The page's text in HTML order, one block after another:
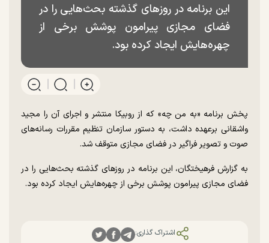
این برنامه در روز‌های گذشته بحث‌هایی را در
فضای مجازی پیرامون پوشش برخی از
چهره‌هایش ایجاد کرده بود.
پخش برنامه «به من چه» که از روبیکا منتشر و اجرای آن را مجید
واشقانی برعهده داشت، به دستور سازمان تنظیم مقررات رسانه‌های
صوت و تصویر فراگیر در فضای مجازی متوقف شد.
به گزارش فرهیختگان، این برنامه در روز‌های گذشته بحث‌هایی را در
فضای مجازی پیرامون پوشش برخی از چهره‌هایش ایجاد کرده بود.
اشتراک گذاری: